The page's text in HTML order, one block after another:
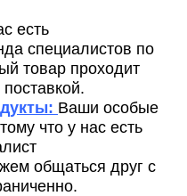
есть
специалистов по
товар проходит
Ваши особые
что у нас есть
общаться друг с